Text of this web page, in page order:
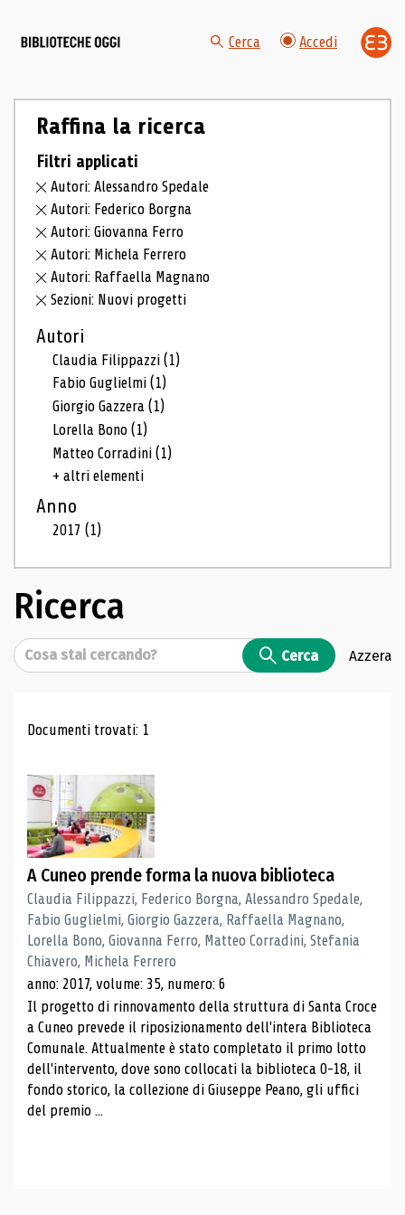
Cerca Accedi
Raffina la ricerca
Filtri applicati
Autori: Alessandro Spedale
Autori: Federico Borgna
Autori: Giovanna Ferro
Autori: Michela Ferrero
Autori: Raffaella Magnano
Sezioni: Nuovi progetti
Autori
Claudia Filippazzi(1)
Fabio Guglielmi(1)
Giorgio Gazzera(1)
Lorella Bono(1)
Matteo Corradini(1)
+ altri elementi
Anno
2017(1)
Ricerca
Cerca Cerca Azzera
Risultati di ricerca
Documenti trovati: 1
A Cuneo prende forma la nuova biblioteca
Claudia Filippazzi, Federico Borgna, Alessandro Spedale,
Fabio Guglielmi, Giorgio Gazzera, Raffaella Magnano,
Lorella Bono, Giovanna Ferro, Matteo Corradini, Stefania
Chiavero, Michela Ferrero
anno: 2017, volume: 35, numero: 6
Il progetto di rinnovamento della struttura di Santa Croce
a Cuneo prevede il riposizionamento dell'intera Biblioteca
Comunale. Attualmente è stato completato il primo lotto
dell'intervento, dove sono collocati la biblioteca 0-18, il
fondo storico, la collezione di Giuseppe Peano, gli uffici
del premio ...